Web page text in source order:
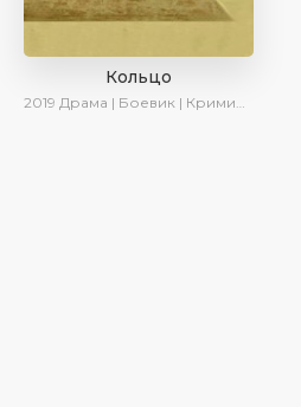
Кольцо
2019 Драма | Боевик | Криминал